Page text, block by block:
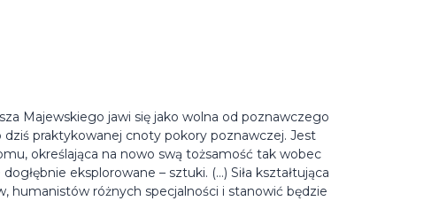
Majewskiego jawi się jako wolna od poznawczego
praktykowanej cnoty pokory poznawczej. Jest
określająca na nowo swą tożsamość tak wobec
eksplorowane – sztuki. (…) Siła kształtująca
różnych specjalności i stanowić będzie